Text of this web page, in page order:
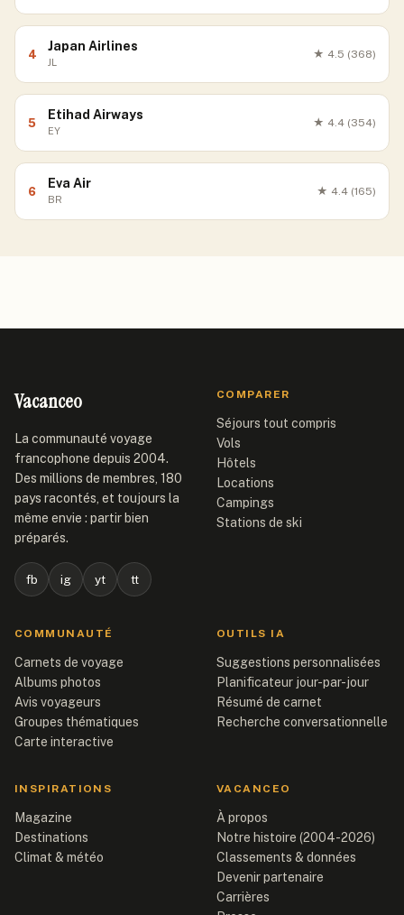
4
Japan Airlines
JL
★ 4.5 (368)
5
Etihad Airways
EY
★ 4.4 (354)
6
Eva Air
BR
★ 4.4 (165)
Vacanceo
La communauté voyage
francophone depuis 2004.
Des millions de membres, 180
pays racontés, et toujours la
même envie : partir bien
préparés.
fb ig yt tt
COMPARER
Séjours tout compris
Vols
Hôtels
Locations
Campings
Stations de ski
COMMUNAUTÉ
Carnets de voyage
Albums photos
Avis voyageurs
Groupes thématiques
Carte interactive
OUTILS IA
Suggestions personnalisées
Planificateur jour-par-jour
Résumé de carnet
Recherche conversationnelle
INSPIRATIONS
Magazine
Destinations
Climat & météo
VACANCEO
À propos
Notre histoire (2004-2026)
Classements & données
Devenir partenaire
Carrières